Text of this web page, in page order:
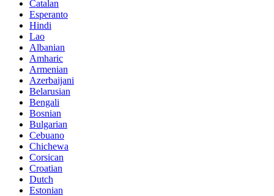
Catalan
Esperanto
Hindi
Lao
Albanian
Amharic
Armenian
Azerbaijani
Belarusian
Bengali
Bosnian
Bulgarian
Cebuano
Chichewa
Corsican
Croatian
Dutch
Estonian